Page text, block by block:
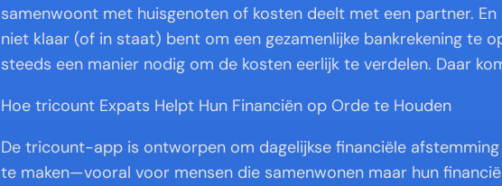
samenwoont met huisgenoten of kosten deelt met een partner. En
niet klaar (of in staat) bent om een gezamenlijke bankrekening te
steeds een manier nodig om de kosten eerlijk te verdelen. Daar
Hoe tricount Expats Helpt Hun Financiën op Orde te Houden
De tricount-app is ontworpen om dagelijkse financiële
te maken—vooral voor mensen die samenwonen maar hun